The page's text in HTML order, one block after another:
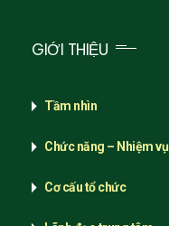
GIỚI THIỆU
Tầm nhìn
Chức năng – Nhiệm vụ
Cơ cấu tổ chức